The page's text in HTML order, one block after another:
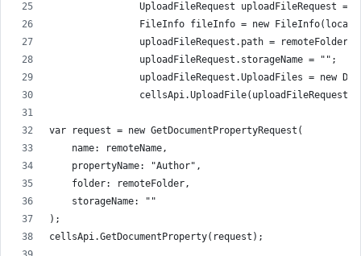
UploadFileRequest uploadFileRequest =
FileInfo fileInfo = new
uploadFileRequest.path = remoteFolder
                uploadFileRequest.storageName = "";
uploadFileRequest.UploadFiles = new
                cellsApi.UploadFile(uploadFileRequest);
var request = new GetDocumentPropertyRequest(
    name: remoteName,
    propertyName: "Author",
    folder: remoteFolder,
    storageName: ""
);
cellsApi.GetDocumentProperty(request);